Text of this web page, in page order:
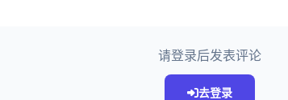
请登录后发表评论
去登录